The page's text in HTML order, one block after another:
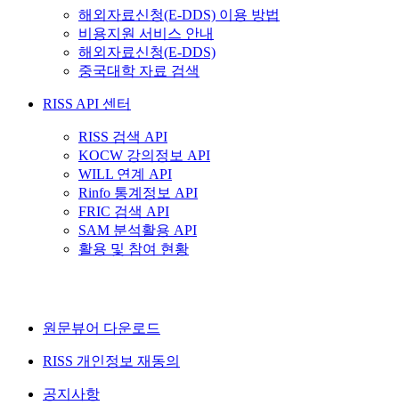
해외자료신청(E-DDS) 이용 방법
비용지원 서비스 안내
해외자료신청(E-DDS)
중국대학 자료 검색
RISS API 센터
RISS 검색 API
KOCW 강의정보 API
WILL 연계 API
Rinfo 통계정보 API
FRIC 검색 API
SAM 분석활용 API
활용 및 참여 현황
원문뷰어 다운로드
RISS 개인정보 재동의
공지사항